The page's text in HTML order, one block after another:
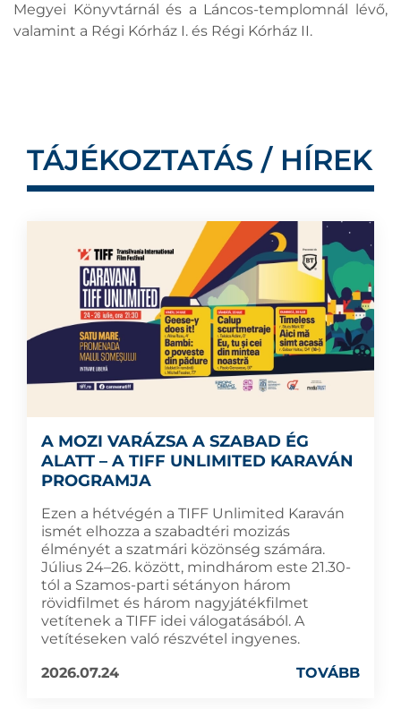
Megyei Könyvtárnál és a Láncos-templomnál lévő,
valamint a Régi Kórház I. és Régi Kórház II.
TÁJÉKOZTATÁS / HÍREK
A MOZI VARÁZSA A SZABAD ÉG
ALATT – A TIFF UNLIMITED KARAVÁN
PROGRAMJA
Ezen a hétvégén a TIFF Unlimited Karaván
ismét elhozza a szabadtéri mozizás
élményét a szatmári közönség számára.
Július 24–26. között, mindhárom este 21.30-
tól a Szamos-parti sétányon három
rövidfilmet és három nagyjátékfilmet
vetítenek a TIFF idei válogatásából. A
vetítéseken való részvétel ingyenes.
2026.07.24
TOVÁBB